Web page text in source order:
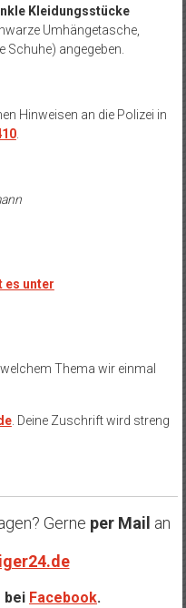
Kleidungsstücke
Umhängetasche,
angegeben.
Hinweisen an die Polizei in
.
es unter
Thema wir einmal
. Deine Zuschrift wird streng
Gerne per Mail an
bei Facebook.